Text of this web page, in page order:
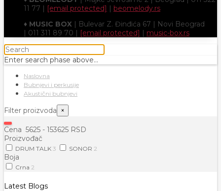
11 77 | [email protected] | beomelody.rs
♦ MUSIC BOX | Bulevar Z. Đinđića 67 | Novi Beograd
| 011 311 89 70 | [email protected] | music-box.rs
Enter search phase above...
Naslovna
Bubnjevi i perkusije
Akustični bubnjevi
Filter proizvoda ×
Cena 5625 - 153625 RSD
Proizvođač
DRUM TALK 3 SONOR 2
Boja
Crna 2
Latest Blogs